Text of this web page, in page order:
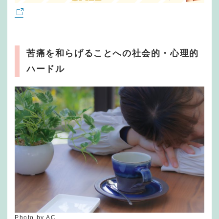
苦痛を和らげることへの社会的・心理的
ハードル
Photo by AC